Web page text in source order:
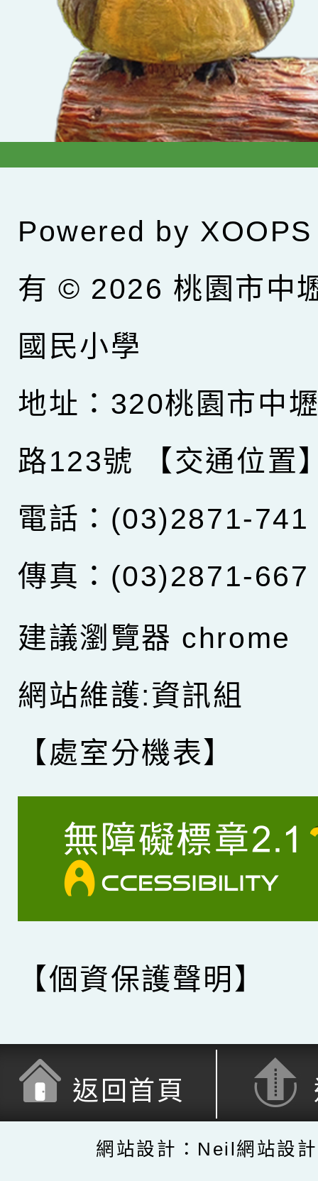
Powered by XOOPS
有 © 2026 桃園市中
國民小學
地址：320桃園市中
路123號
【交通位置
電話：(03)2871-741
傳真：(03)2871-667
建議瀏覽器 chrome
網站維護:資訊組
【處室分機表】
【個資保護聲明】
返回首頁
網站設計：Neil網站設